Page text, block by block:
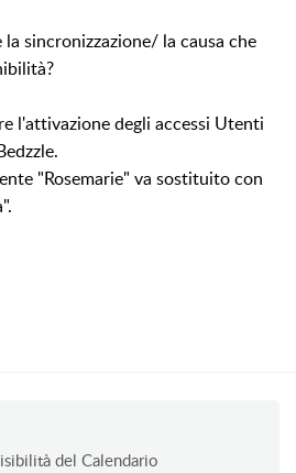
sincronizzazione/ la causa che
l'attivazione degli accessi Utenti
"Rosemarie" va sostituito con
del Calendario